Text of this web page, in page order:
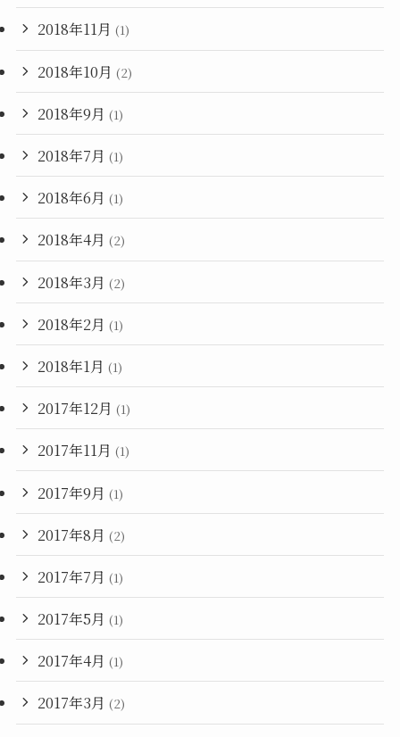
2018年11月 (1)
2018年10月 (2)
2018年9月 (1)
2018年7月 (1)
2018年6月 (1)
2018年4月 (2)
2018年3月 (2)
2018年2月 (1)
2018年1月 (1)
2017年12月 (1)
2017年11月 (1)
2017年9月 (1)
2017年8月 (2)
2017年7月 (1)
2017年5月 (1)
2017年4月 (1)
2017年3月 (2)